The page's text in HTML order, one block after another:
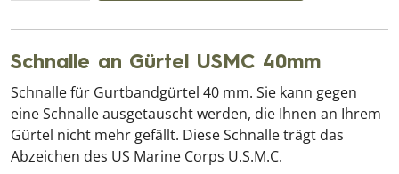
Schnalle an Gürtel USMC 40mm
Schnalle für Gurtbandgürtel 40 mm. Sie kann gegen
eine Schnalle ausgetauscht werden, die Ihnen an Ihrem
Gürtel nicht mehr gefällt. Diese Schnalle trägt das
Abzeichen des US Marine Corps U.S.M.C.